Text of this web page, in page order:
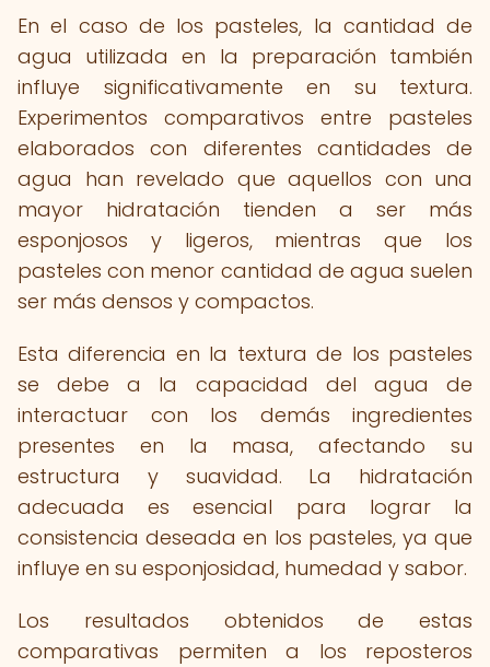
En el caso de los pasteles, la cantidad de
agua utilizada en la preparación también
influye significativamente en su textura.
Experimentos comparativos entre pasteles
elaborados con diferentes cantidades de
agua han revelado que aquellos con una
mayor hidratación tienden a ser más
esponjosos y ligeros, mientras que los
pasteles con menor cantidad de agua suelen
ser más densos y compactos.
Esta diferencia en la textura de los pasteles
se debe a la capacidad del agua de
interactuar con los demás ingredientes
presentes en la masa, afectando su
estructura y suavidad. La hidratación
adecuada es esencial para lograr la
consistencia deseada en los pasteles, ya que
influye en su esponjosidad, humedad y sabor.
Los resultados obtenidos de estas
comparativas permiten a los reposteros